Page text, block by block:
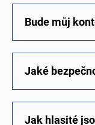
Bude můj
Jaké
Jak hlasité